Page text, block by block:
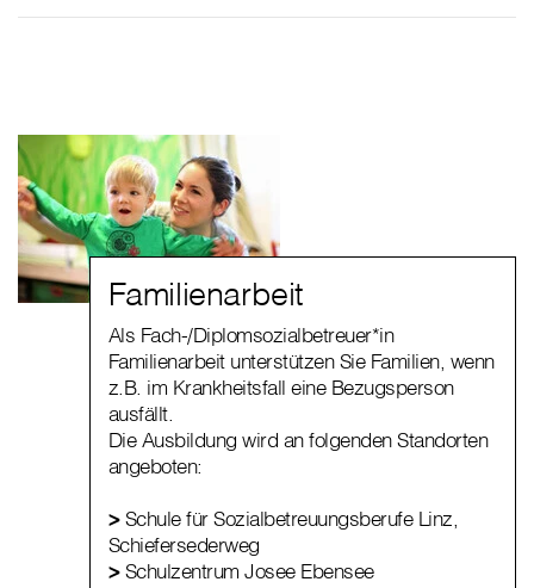
Familienarbeit
Als Fach-/Diplomsozialbetreuer*in
Familienarbeit unterstützen Sie Familien, wenn
z.B. im Krankheitsfall eine Bezugsperson
ausfällt.
Die Ausbildung wird an folgenden Standorten
angeboten:
>Schule für Sozialbetreuungsberufe Linz,
Schiefersederweg
>Schulzentrum Josee Ebensee